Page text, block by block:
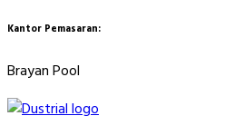
Kantor Pemasaran:
Brayan Pool